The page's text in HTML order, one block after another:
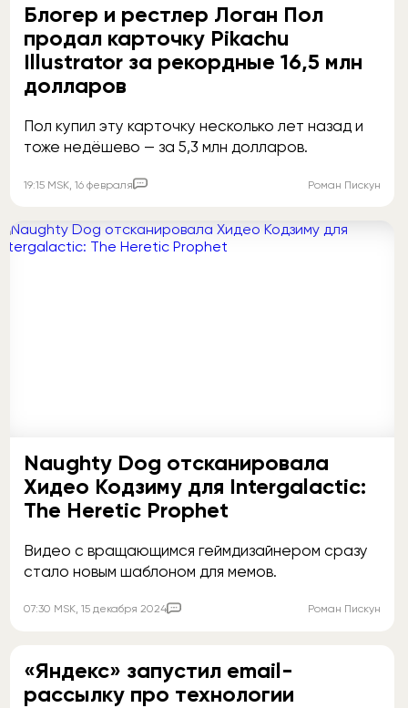
Блогер и рестлер Логан Пол
продал карточку Pikachu
Illustrator за рекордные 16,5 млн
долларов
Пол купил эту карточку несколько лет назад и
тоже недёшево — за 5,3 млн долларов.
19:15 MSK , 16 февраля Роман Пискун
Naughty Dog отсканировала
Хидео Кодзиму для Intergalactic:
The Heretic Prophet
Видео с вращающимся геймдизайнером сразу
стало новым шаблоном для мемов.
07:30 MSK, 15 декабря 2024 Роман Пискун
«Яндекс» запустил email-
рассылку про технологии